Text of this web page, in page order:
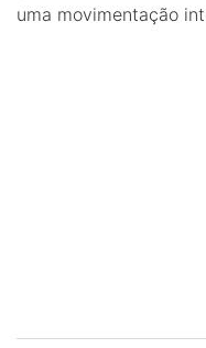
uma movimentação